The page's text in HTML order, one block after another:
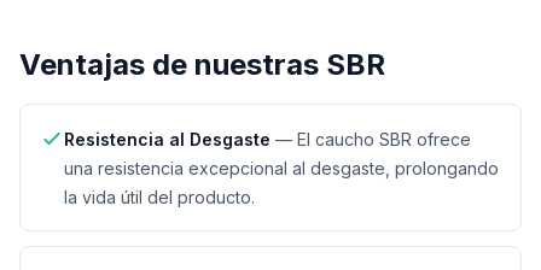
Ventajas de nuestras SBR
Resistencia al Desgaste — El caucho SBR ofrece
una resistencia excepcional al desgaste, prolongando
la vida útil del producto.